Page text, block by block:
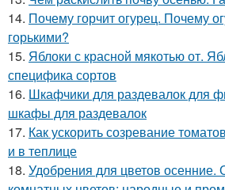
14. Почему горчит огурец. Почему
горькими?
15. Яблоки с красной мякотью от.
специфика сортов
16. Шкафчики для раздевалок для
шкафы для раздевалок
17. Как ускорить созревание
и в теплице
18. Удобрения для цветов осенние.